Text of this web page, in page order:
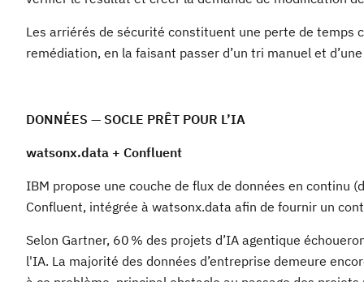
Les arriérés de sécurité constituent une perte de temps
remédiation, en la faisant passer d’un tri manuel et
DONNÉES — SOCLE PRÊT POUR L’IA
watsonx.data + Confluent
IBM propose une couche de flux de données en continu
Confluent, intégrée à watsonx.data afin de fournir un
Selon Gartner, 60 % des projets d’IA agentique
l'IA. La majorité des données d’entreprise demeure